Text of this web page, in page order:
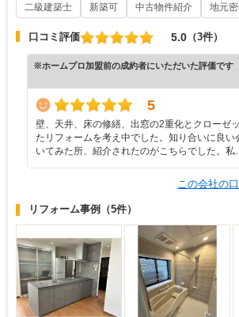
二級建築士
新築可 中古物件紹介 地元
口コミ評価 5.0 （3件）
※ホームプロ加盟前の成約者にいただいた評価です
5
壁、天井、床の修繕、出窓の2重化とクローゼ
たリフォームを考え中でした。知り合いに良い
いてみた所、紹介されたのがこちらでした。
この会社の
リフォーム事例 （5件）